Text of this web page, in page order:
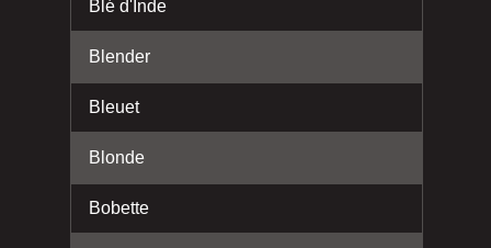
Blé d'Inde
Blender
Bleuet
Blonde
Bobette